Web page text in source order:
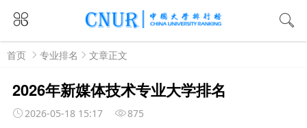
首页 专业排名 文章正文
2026年新媒体技术专业大学排名
2026-05-18 15:17 875